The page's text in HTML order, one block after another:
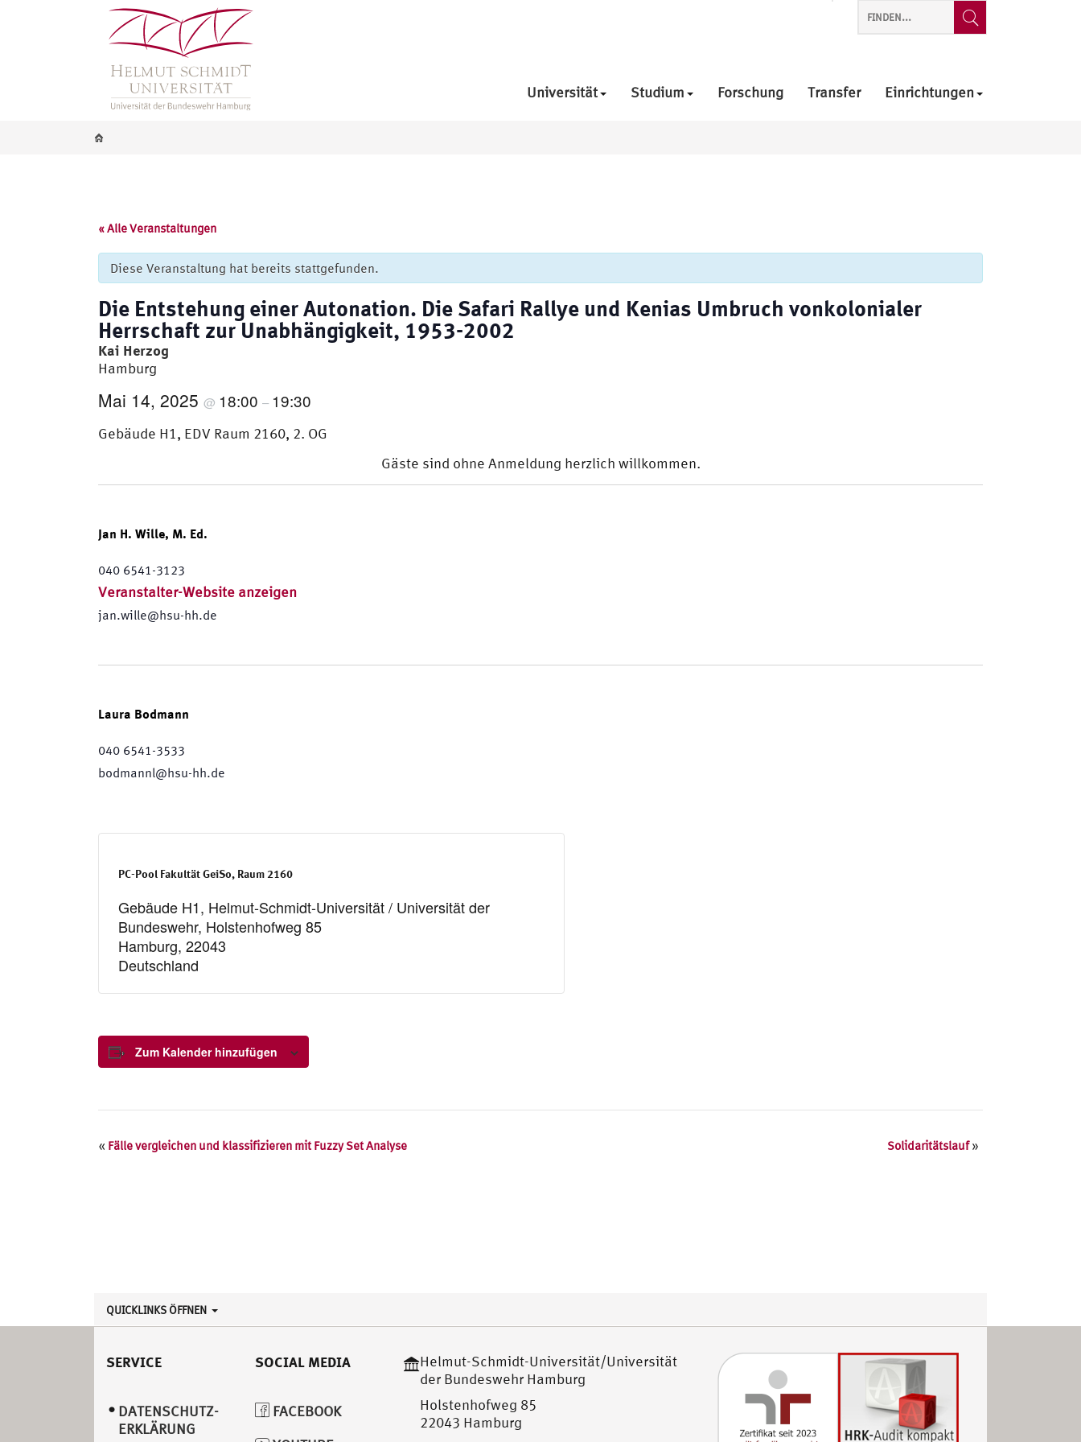
Universität Studium Forschung Transfer Einrichtungen
« Alle Veranstaltungen
Diese Veranstaltung hat bereits stattgefunden.
Die Entstehung einer Autonation. Die Safari Rallye und Kenias Umbruch vonkolonialer
Herrschaft zur Unabhängigkeit, 1953-2002
Kai Herzog
Hamburg
Mai 14, 2025 @ 18:00 – 19:30
Gebäude H1, EDV Raum 2160, 2. OG
Gäste sind ohne Anmeldung herzlich willkommen.
Jan H. Wille, M. Ed.
040 6541-3123
Veranstalter-Website anzeigen
jan.wille@hsu-hh.de
Laura Bodmann
040 6541-3533
bodmannl@hsu-hh.de
PC-Pool Fakultät GeiSo, Raum 2160
Gebäude H1, Helmut-Schmidt-Universität / Universität der
Bundeswehr, Holstenhofweg 85
Hamburg, 22043
Deutschland
Zum Kalender hinzufügen
Veranstaltung
« Fälle vergleichen und klassifizieren mit Fuzzy Set Analyse Solidaritätslauf»
QUICKLINKS ÖFFNEN
SERVICE
DATENSCHUTZ­
ERKLÄRUNG
SOCIAL MEDIA
FACEBOOK
Helmut-Schmidt-Universität/Universität
der Bundeswehr Hamburg
Holstenhofweg 85
22043 Hamburg